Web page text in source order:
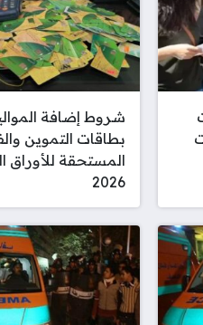
شروط إضافة
بطاقات التموين
المستحقة للأوراق
2026